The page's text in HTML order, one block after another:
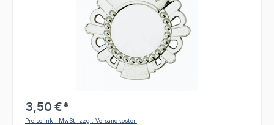
3,50 €*
Preise inkl. MwSt. zzgl. Versandkosten